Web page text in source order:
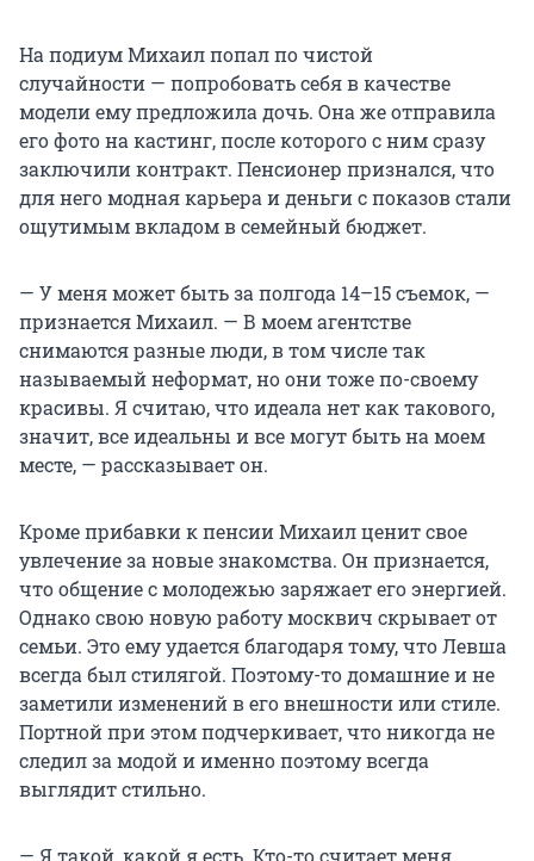
На подиум Михаил попал по чистой
случайности — попробовать себя в качестве
модели ему предложила дочь. Она же отправила
его фото на кастинг, после которого с ним сразу
заключили контракт. Пенсионер признался, что
для него модная карьера и деньги с показов стали
ощутимым вкладом в семейный бюджет.
— У меня может быть за полгода 14–15 съемок, —
признается Михаил. — В моем агентстве
снимаются разные люди, в том числе так
называемый неформат, но они тоже по-своему
красивы. Я считаю, что идеала нет как такового,
значит, все идеальны и все могут быть на моем
месте, — рассказывает он.
Кроме прибавки к пенсии Михаил ценит свое
увлечение за новые знакомства. Он признается,
что общение с молодежью заряжает его энергией.
Однако свою новую работу москвич скрывает от
семьи. Это ему удается благодаря тому, что Левша
всегда был стилягой. Поэтому-то домашние и не
заметили изменений в его внешности или стиле.
Портной при этом подчеркивает, что никогда не
следил за модой и именно поэтому всегда
выглядит стильно.